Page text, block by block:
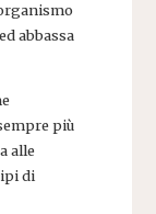
abbassa
più
alle
di